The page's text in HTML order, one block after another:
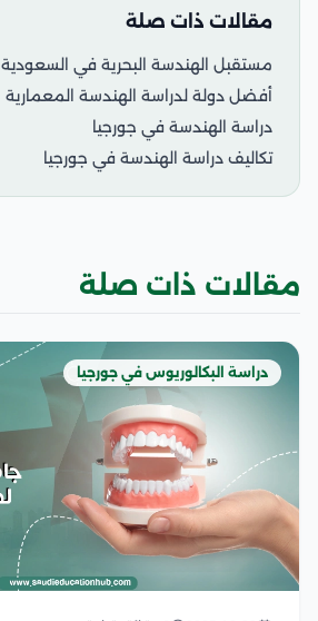
مقالات ذات صلة
مستقبل الهندسة البحرية في السعودية
أفضل دولة لدراسة الهندسة المعمارية
دراسة الهندسة في جورجيا
تكاليف دراسة الهندسة في جورجيا
مقالات ذات صلة
دراسة البكالوريوس في جورجيا